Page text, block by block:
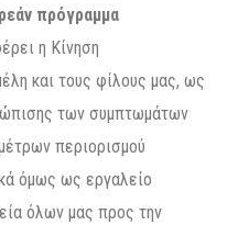
πρόγραμμα
η Κίνηση
και τους φίλους μας, ως
των συμπτωμάτων
περιορισμού
όμως ως εργαλείο
όλων μας προς την